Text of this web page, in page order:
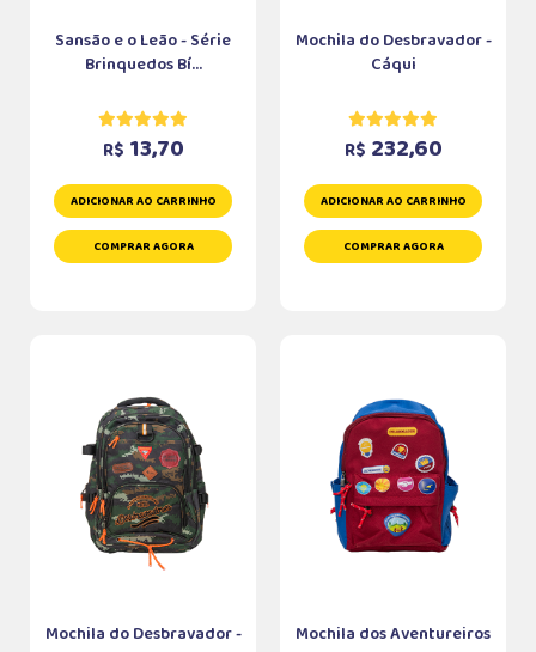
Sansão e o Leão - Série
Brinquedos Bí...
R$ 13,70
ADICIONAR AO CARRINHO
COMPRAR AGORA
Mochila do Desbravador -
Cáqui
R$ 232,60
ADICIONAR AO CARRINHO
COMPRAR AGORA
Mochila do Desbravador -
Mochila dos Aventureiros